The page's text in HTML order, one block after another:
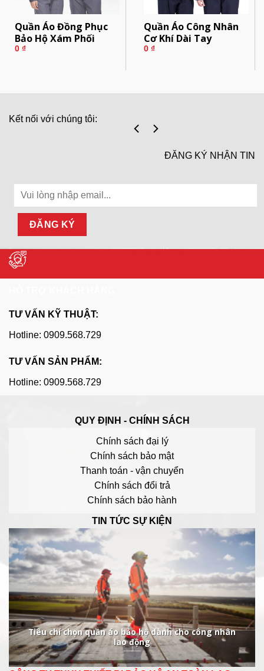
Quần Áo Đồng Phục
Bảo Hộ Xám Phối
0 ₫
Quần Áo Công Nhân
Cơ Khí Dài Tay
0 ₫
Kết nối với chúng tôi:
ĐĂNG KÝ NHẬN TIN
TƯ VẤN KỸ THUẬT:
Hotline: 0909.568.729
TƯ VẤN SẢN PHẨM:
Hotline: 0909.568.729
QUY ĐỊNH - CHÍNH SÁCH
Chính sách đại lý
Chính sách bảo mật
Thanh toán - vận chuyển
Chính sách đổi trả
Chính sách bảo hành
TIN TỨC SỰ KIỆN
Tiêu chí chọn quần áo bảo hộ dành cho công nhân
lao động